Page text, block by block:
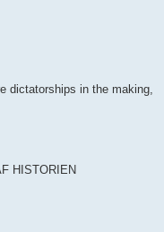
dictatorships in the making,
HISTORIEN